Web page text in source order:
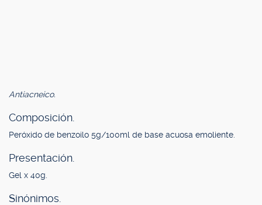
Antiacneico.
Composición.
Peróxido de benzoilo 5g/100ml de base acuosa emoliente.
Presentación.
Gel x 40g.
Sinónimos.